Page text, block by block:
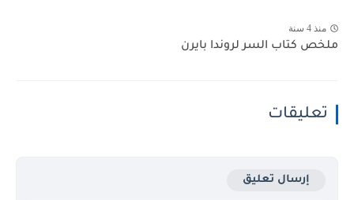
منذ 4 سنة
ملخص كتاب السر لروندا بايرن
تعليقات
إرسال تعليق